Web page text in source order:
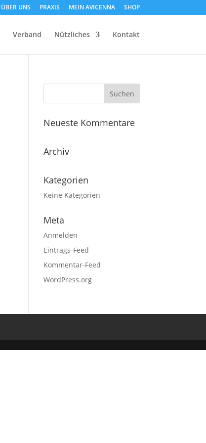
ÜBER UNS PRAXIS MEIN AVICENNA SHOP
Verband Nützliches Kontakt
Neueste Kommentare
Archiv
Kategorien
Keine Kategorien
Meta
Anmelden
Eintrags-Feed
Kommentar-Feed
WordPress.org